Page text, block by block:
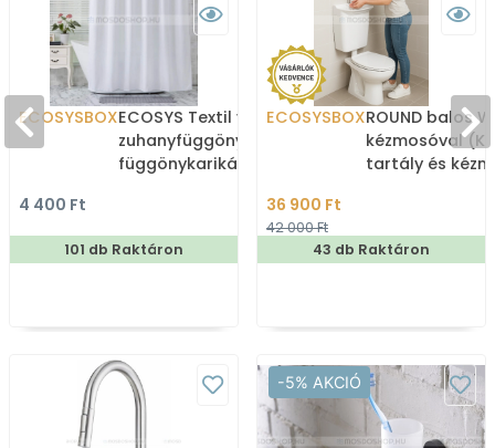
ECOSYSBOXECOSYS Textil varrott
zuhanyfüggöny 12db
függönykarikával
Zuhanyfüggöny textil
4 400 Ft
101 db Raktáron
ECOSYSBOXROUND balos
kézmosóval
tartály és
36 900 Ft
42 000 Ft
43 db Raktáron
-5% AKCIÓ